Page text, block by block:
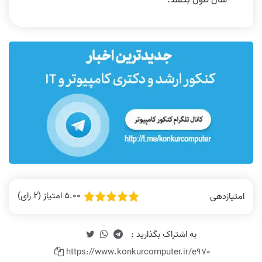
امتیازدهی 5.00 امتیاز (2 رای)
https://www.konkurcomputer.ir/e970